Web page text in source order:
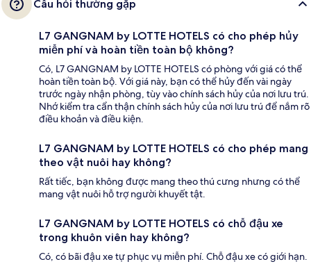
Câu hỏi thường gặp
L7 GANGNAM by LOTTE HOTELS có cho phép hủy
miễn phí và hoàn tiền toàn bộ không?
Có, L7 GANGNAM by LOTTE HOTELS có phòng với giá có thể
hoàn tiền toàn bộ. Với giá này, bạn có thể hủy đến vài ngày
trước ngày nhận phòng, tùy vào chính sách hủy của nơi lưu trú.
Nhớ kiểm tra cẩn thận chính sách hủy của nơi lưu trú để nắm rõ
điều khoản và điều kiện.
L7 GANGNAM by LOTTE HOTELS có cho phép mang
theo vật nuôi hay không?
Rất tiếc, bạn không được mang theo thú cưng nhưng có thể
mang vật nuôi hỗ trợ người khuyết tật.
L7 GANGNAM by LOTTE HOTELS có chỗ đậu xe
trong khuôn viên hay không?
Có, có bãi đậu xe tự phục vụ miễn phí. Chỗ đậu xe có giới hạn.